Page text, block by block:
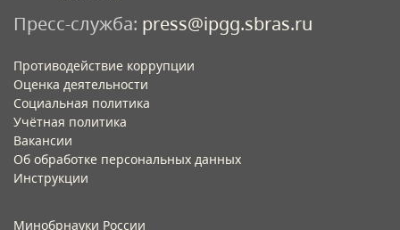
Пресс-служба: press@ipgg.sbras.ru
Противодействие коррупции
Оценка деятельности
Социальная политика
Учётная политика​
Вакансии​
Об обработке персональных данных​
Инструкции​
Минобрнауки России